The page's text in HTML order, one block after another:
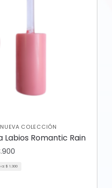
NUEVA COLECCIÓN
Labios Romantic Rain
a: $ 1.300